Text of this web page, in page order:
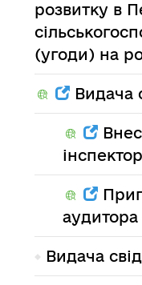
розвитку в
(угоди) на
Видача
аудитора
Видача